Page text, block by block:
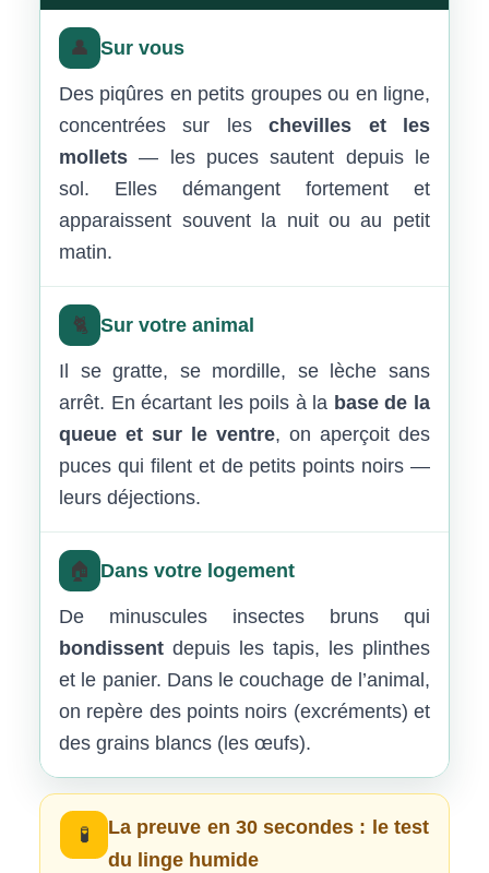
👤 Sur vous
Des piqûres en petits groupes ou en ligne,
concentrées sur leschevilles et les
mollets — les puces sautent depuis le
sol. Elles démangent fortement et
apparaissent souvent la nuit ou au petit
matin.
🐈 Sur votre animal
Il se gratte, se mordille, se lèche sans
arrêt. En écartant les poils à la base de la
queue et sur le ventre, on aperçoit des
puces qui filent et de petits points noirs —
leurs déjections.
🏠 Dans votre logement
De minuscules insectes bruns qui
bondissent depuis les tapis, les plinthes
et le panier. Dans le couchage de l’animal,
on repère des points noirs (excréments) et
des grains blancs (les œufs).
🧪
La preuve en 30 secondes : le test
du linge humide